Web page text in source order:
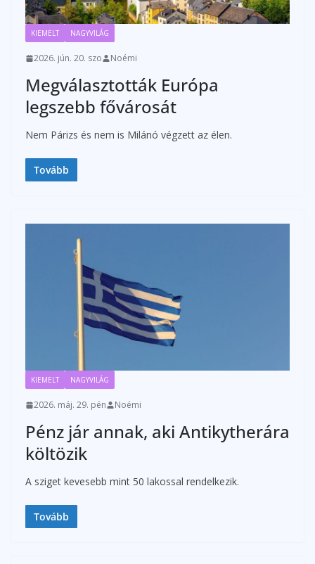
KIEMELT NAGYVILÁG
2026. jún. 20. szo Noémi
Megválasztották Európa
legszebb fővárosát
Nem Párizs és nem is Milánó végzett az élen.
Tovább
KIEMELT NAGYVILÁG
2026. máj. 29. pén Noémi
Pénz jár annak, aki Antikytherára
költözik
A sziget kevesebb mint 50 lakossal rendelkezik.
Tovább